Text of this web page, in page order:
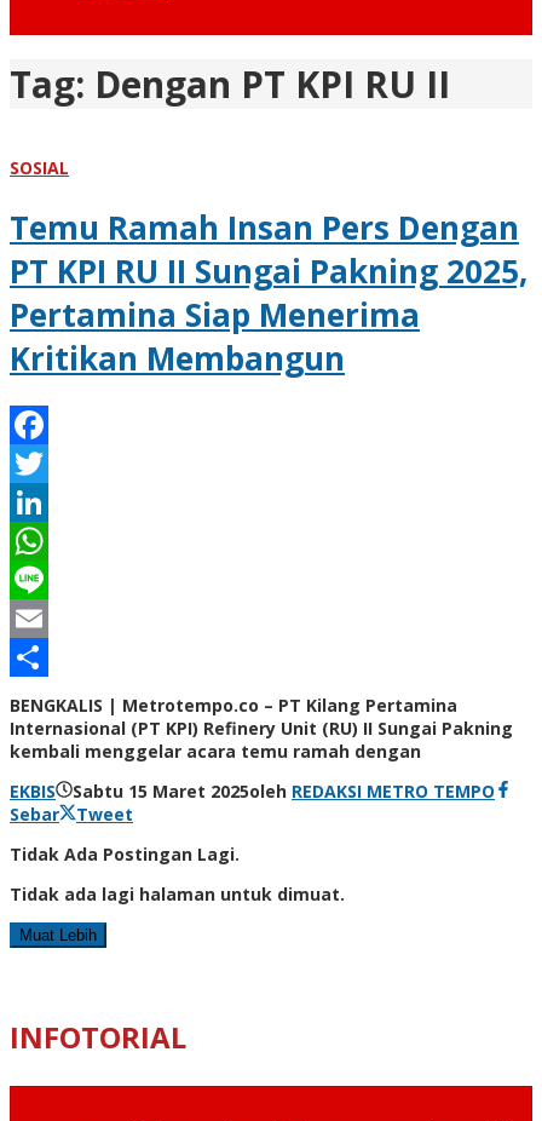
Tag: Dengan PT KPI RU II
SOSIAL
Temu Ramah Insan Pers Dengan
PT KPI RU II Sungai Pakning 2025,
Pertamina Siap Menerima
Kritikan Membangun
Facebook
Twitter
LinkedIn
WhatsApp
Line
Email
Share
BENGKALIS | Metrotempo.co – PT Kilang Pertamina
Internasional (PT KPI) Refinery Unit (RU) II Sungai Pakning
kembali menggelar acara temu ramah dengan
EKBIS
Sabtu 15 Maret 2025oleh REDAKSI METRO TEMPO
Sebar
Tweet
Tidak Ada Postingan Lagi.
Tidak ada lagi halaman untuk dimuat.
Muat Lebih
INFOTORIAL